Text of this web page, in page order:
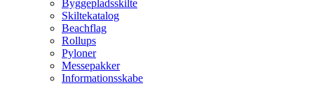
Byggepladsskilte
Skiltekatalog
Beachflag
Rollups
Pyloner
Messepakker
Informationsskabe